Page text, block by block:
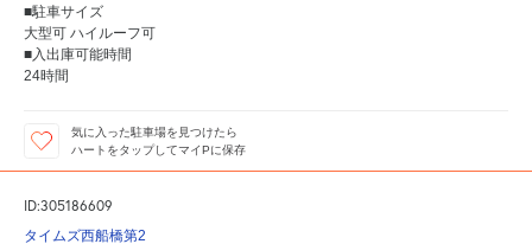
■駐車サイズ
大型可 ハイルーフ可
■入出庫可能時間
24時間
気に入った駐車場を見つけたら
ハートをタップしてマイPに保存
ID:305186609
タイムズ西船橋第2